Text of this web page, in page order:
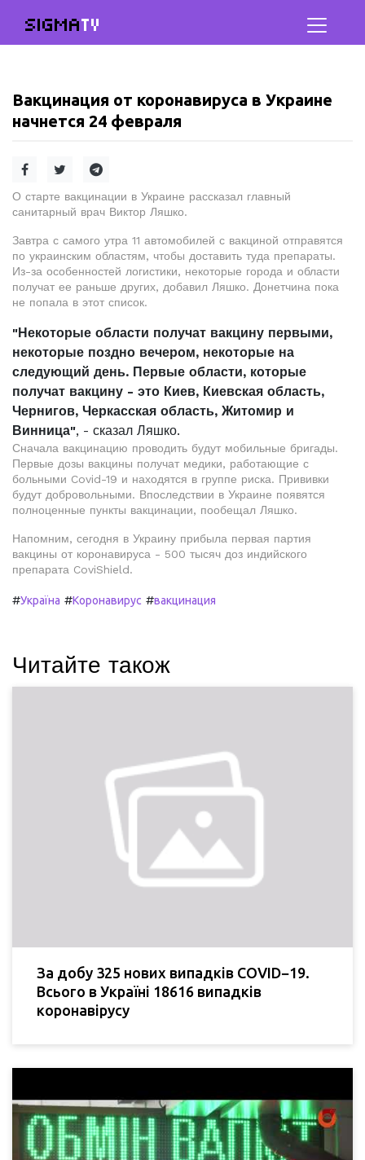
SIGMATV
Вакцинация от коронавируса в Украине
начнется 24 февраля
О старте вакцинации в Украине рассказал главный
санитарный врач Виктор Ляшко.
Завтра с самого утра 11 автомобилей с вакциной отправятся
по украинским областям, чтобы доставить туда препараты.
Из-за особенностей логистики, некоторые города и области
получат ее раньше других, добавил Ляшко. Донетчина пока
не попала в этот список.
"Некоторые области получат вакцину первыми,
некоторые поздно вечером, некоторые на
следующий день. Первые области, которые
получат вакцину - это Киев, Киевская область,
Чернигов, Черкасская область, Житомир и
Винница", - сказал Ляшко.
Сначала вакцинацию проводить будут мобильные бригады.
Первые дозы вакцины получат медики, работающие с
больными Covid-19 и находятся в группе риска. Прививки
будут добровольными. Впоследствии в Украине появятся
полноценные пункты вакцинации, пообещал Ляшко.
Напомним, сегодня в Украину прибыла первая партия
вакцины от коронавируса - 500 тысяч доз индийского
препарата CoviShield.
#Україна #Коронавирус #вакцинация
Читайте також
За добу 325 нових випадків COVID−19.
Всього в Україні 18616 випадків
коронавірусу